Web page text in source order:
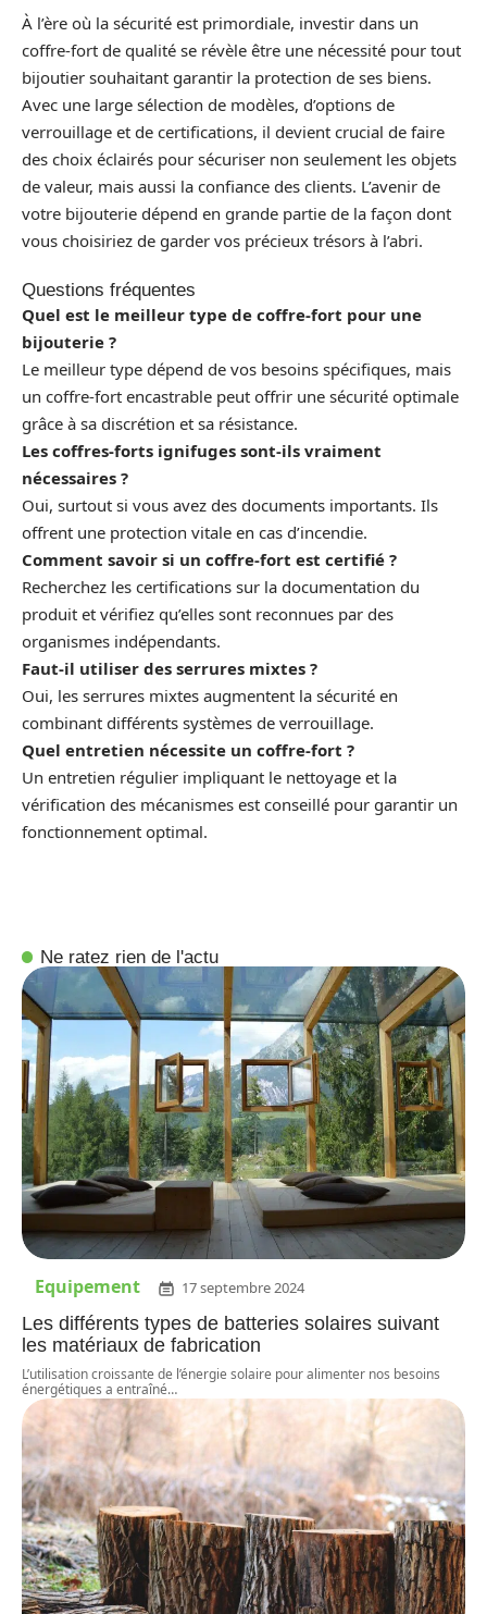
À l’ère où la sécurité est primordiale, investir dans un
coffre-fort de qualité se révèle être une nécessité pour tout
bijoutier souhaitant garantir la protection de ses biens.
Avec une large sélection de modèles, d’options de
verrouillage et de certifications, il devient crucial de faire
des choix éclairés pour sécuriser non seulement les objets
de valeur, mais aussi la confiance des clients. L’avenir de
votre bijouterie dépend en grande partie de la façon dont
vous choisiriez de garder vos précieux trésors à l’abri.
Questions fréquentes
Quel est le meilleur type de coffre-fort pour une
bijouterie ?
Le meilleur type dépend de vos besoins spécifiques, mais
un coffre-fort encastrable peut offrir une sécurité optimale
grâce à sa discrétion et sa résistance.
Les coffres-forts ignifuges sont-ils vraiment
nécessaires ?
Oui, surtout si vous avez des documents importants. Ils
offrent une protection vitale en cas d’incendie.
Comment savoir si un coffre-fort est certifié ?
Recherchez les certifications sur la documentation du
produit et vérifiez qu’elles sont reconnues par des
organismes indépendants.
Faut-il utiliser des serrures mixtes ?
Oui, les serrures mixtes augmentent la sécurité en
combinant différents systèmes de verrouillage.
Quel entretien nécessite un coffre-fort ?
Un entretien régulier impliquant le nettoyage et la
vérification des mécanismes est conseillé pour garantir un
fonctionnement optimal.
Ne ratez rien de l'actu
Equipement 17 septembre 2024
Les différents types de batteries solaires suivant
les matériaux de fabrication
L’utilisation croissante de l’énergie solaire pour alimenter nos besoins
énergétiques a entraîné…